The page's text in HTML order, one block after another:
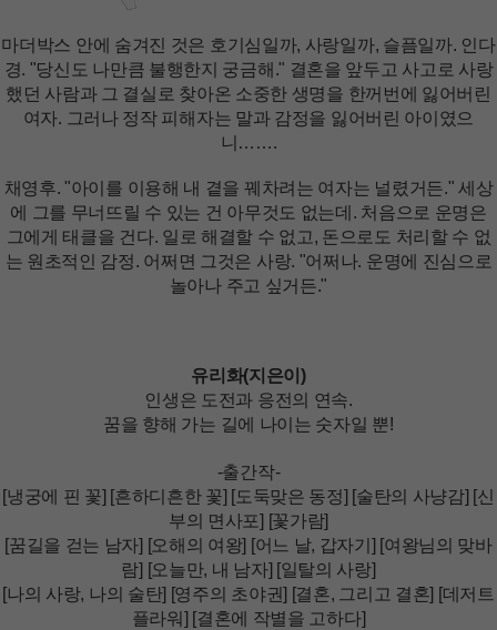
마더박스 안에 숨겨진 것은 호기심일까, 사랑일까, 슬픔일까. 인다
경. "당신도 나만큼 불행한지 궁금해." 결혼을 앞두고 사고로 사랑
했던 사람과 그 결실로 찾아온 소중한 생명을 한꺼번에 잃어버린
여자. 그러나 정작 피해자는 말과 감정을 잃어버린 아이였으
니…….
채영후. "아이를 이용해 내 곁을 꿰차려는 여자는 널렸거든." 세상
에 그를 무너뜨릴 수 있는 건 아무것도 없는데. 처음으로 운명은
그에게 태클을 건다. 일로 해결할 수 없고, 돈으로도 처리할 수 없
는 원초적인 감정. 어쩌면 그것은 사랑. "어쩌나. 운명에 진심으로
놀아나 주고 싶거든."
유리화(지은이)
인생은 도전과 응전의 연속.
꿈을 향해 가는 길에 나이는 숫자일 뿐!
-출간작-
[냉궁에 핀 꽃] [흔하디흔한 꽃] [도둑맞은 동정] [술탄의 사냥감] [신
부의 면사포] [꽃가람]
[꿈길을 걷는 남자] [오해의 여왕] [어느 날, 갑자기] [여왕님의 맞바
람] [오늘만, 내 남자] [일탈의 사랑]
[나의 사랑, 나의 술탄] [영주의 초야권] [결혼, 그리고 결혼] [데저트
플라워] [결혼에 작별을 고하다]